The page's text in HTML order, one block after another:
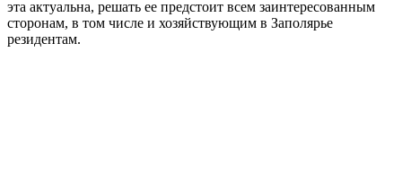
эта актуальна, решать ее предстоит всем заинтересованным
сторонам, в том числе и хозяйствующим в Заполярье
резидентам.